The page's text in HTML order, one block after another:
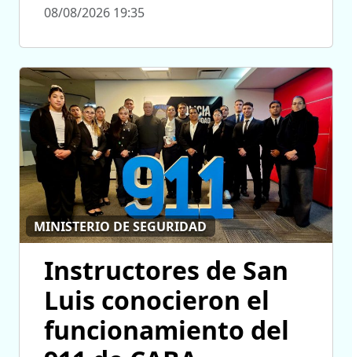
08/08/2026 19:35
MINISTERIO DE SEGURIDAD
Instructores de San
Luis conocieron el
funcionamiento del